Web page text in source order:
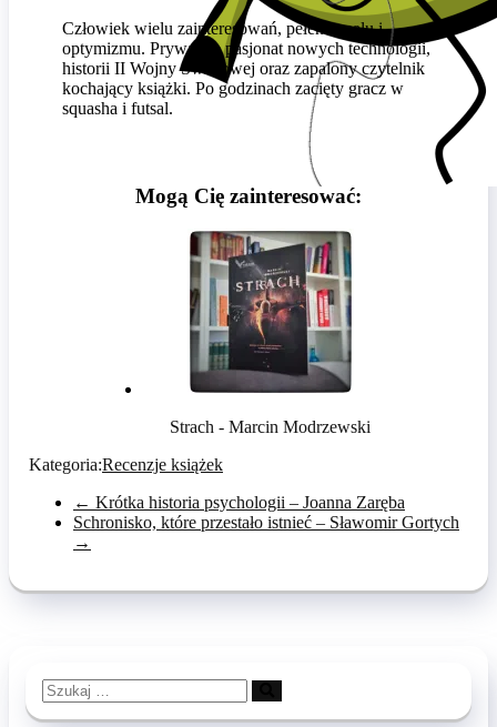
Człowiek wielu zainteresowań, pełen zapału i
optymizmu. Prywatnie pasjonat nowych technologii,
historii II Wojny Światowej oraz zapalony czytelnik
kochający książki. Po godzinach zacięty gracz w
squasha i futsal.
Mogą Cię zainteresować:
Strach - Marcin Modrzewski
Kategoria:Recenzje książek
← Krótka historia psychologii – Joanna Zaręba
Schronisko, które przestało istnieć – Sławomir Gortych
→
Szukaj
…